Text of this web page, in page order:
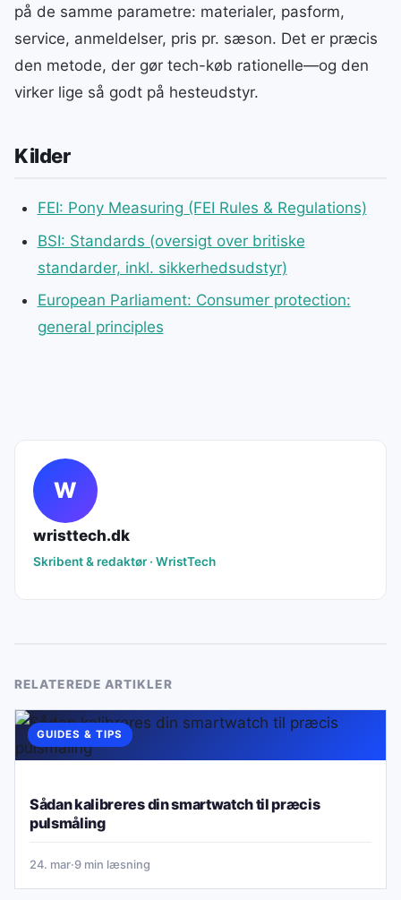
på de samme parametre: materialer, pasform,
service, anmeldelser, pris pr. sæson. Det er præcis
den metode, der gør tech-køb rationelle—og den
virker lige så godt på hesteudstyr.
Kilder
FEI: Pony Measuring (FEI Rules & Regulations)
BSI: Standards (oversigt over britiske
standarder, inkl. sikkerhedsudstyr)
European Parliament: Consumer protection:
general principles
W
wristtech.dk
Skribent & redaktør · WristTech
RELATEREDE ARTIKLER
GUIDES & TIPS
Sådan kalibreres din smartwatch til præcis
pulsmåling
24. mar·9 min læsning